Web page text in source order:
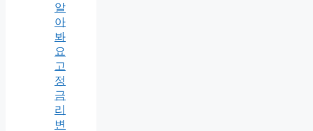
알
아
봐
요
고
정
금
리
변